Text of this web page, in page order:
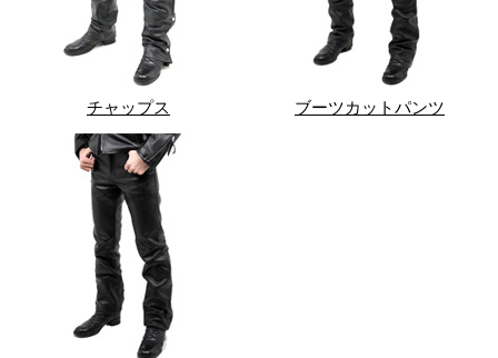
チャップス ブーツカットパンツ